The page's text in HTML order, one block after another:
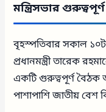
মন্ত্রিসভার
বৃহস্পতিবার সকাল
প্রধানমন্ত্রী তারেক
একটি গুরুত্বপূর্ণ বৈঠক
পাশাপাশি জাতীয়